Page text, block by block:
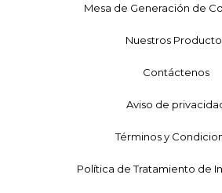
Mesa de Generación de
Nuestros
Contáctenos
Aviso de
Términos y
Política de Tratamiento de